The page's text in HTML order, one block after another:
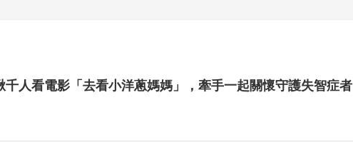
千人看電影「去看小洋蔥媽媽」，牽手一起關懷守護失智症者